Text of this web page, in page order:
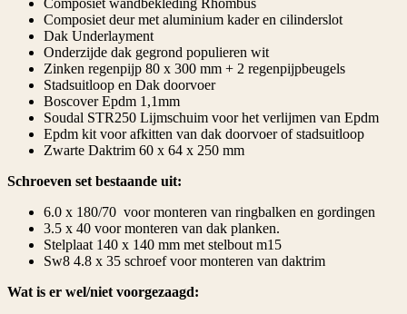
Composiet wandbekleding Rhombus
Composiet deur met aluminium kader en cilinderslot
Dak Underlayment
Onderzijde dak gegrond populieren wit
Zinken regenpijp 80 x 300 mm + 2 regenpijpbeugels
Stadsuitloop en Dak doorvoer
Boscover Epdm 1,1mm
Soudal STR250 Lijmschuim voor het verlijmen van Epdm
Epdm kit voor afkitten van dak doorvoer of stadsuitloop
Zwarte Daktrim 60 x 64 x 250 mm
Schroeven set bestaande uit:
6.0 x 180/70 voor monteren van ringbalken en gordingen
3.5 x 40 voor monteren van dak planken.
Stelplaat 140 x 140 mm met stelbout m15
Sw8 4.8 x 35 schroef voor monteren van daktrim
Wat is er wel/niet voorgezaagd: